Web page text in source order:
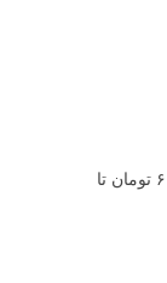
محدوده قیمت: ۶۰,۰۰۰ تومان تا